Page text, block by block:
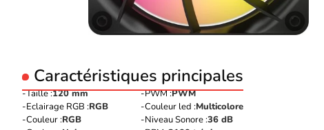
Caractéristiques principales
Taille :120 mm
Eclairage RGB :RGB
Couleur :RGB
PWM :PWM
Couleur led :Multicolore
Niveau Sonore :36 dB